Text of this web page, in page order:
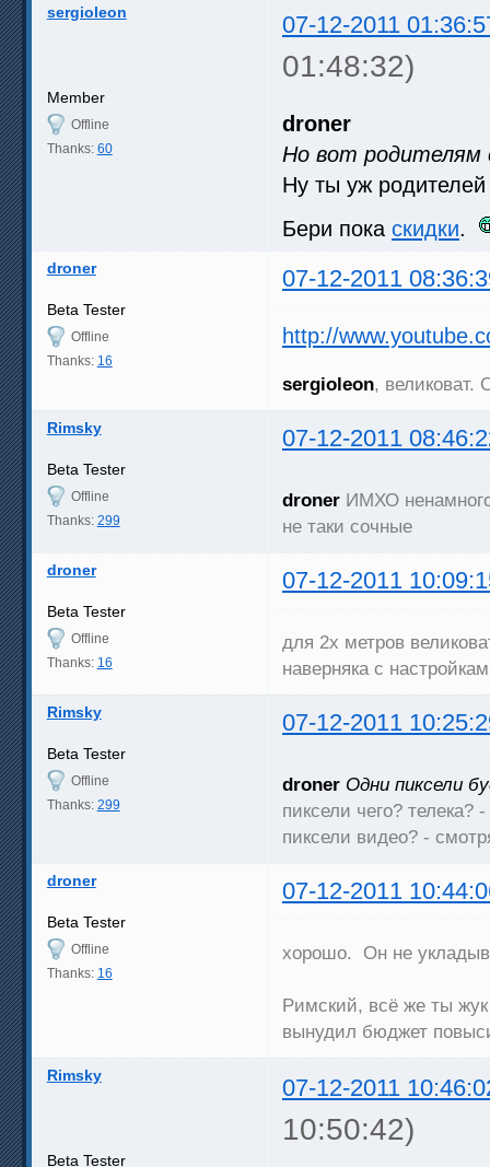
sergioleon 07-12-2011
01:48:32)
Member
Offline
Thanks: 60
droner
Но вот родителям
Ну ты уж
Бери пока скидки.
droner 07-12-2011
Beta Tester
Offline
Thanks: 16
http://
sergioleon,
Rimsky 07-12-2011
Beta Tester
Offline
Thanks: 299
droner ИМХО
не таки сочные
droner 07-12-2011
Beta Tester
Offline
Thanks: 16
для 2х метров
наверняка с
Rimsky 07-12-2011
Beta Tester
Offline
Thanks: 299
droner Одни пиксели
пиксели чего? телека? -
пиксели видео? -
droner 07-12-2011
Beta Tester
Offline
Thanks: 16
хорошо. Он не
Римский, всё же ты
вынудил бюджет
Rimsky 07-12-2011
10:50:42)
Beta Tester